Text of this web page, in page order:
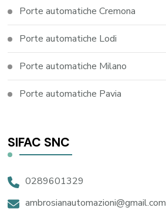
Porte automatiche Cremona
Porte automatiche Lodi
Porte automatiche Milano
Porte automatiche Pavia
SIFAC SNC
0289601329
ambrosianautomazioni@gmail.com